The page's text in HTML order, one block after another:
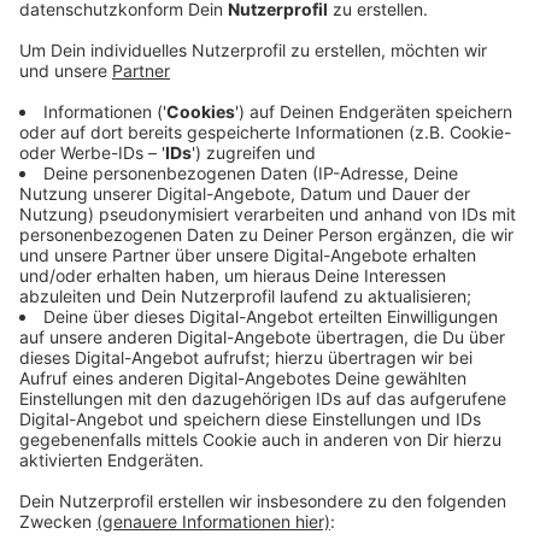
Anzeige
Nur 4 positive Ergebnisse
Anzeige
Von 166 Abstrichen waren gerade mal 4 von
Bewohnern einer Unterkunft in Rhede positiv. Diese
vier müssen jetzt natürlich in Quarantäne bleiben, alle
anderen werden entlassen. Die getesteten Personen
arbeiten überwiegend für einen Schlachthof in Groenlo
in den Niederlanden. Sie standen bisher alle unter
Quarantäne.
Anzeige